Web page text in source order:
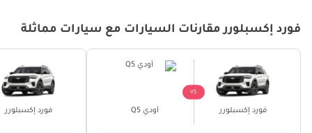
فورد إكسبلورر مقارنات السيارات مع سيارات مماثلة
فورد إكسبلورر
VS
أودي Q5 فورد إكسبلورر